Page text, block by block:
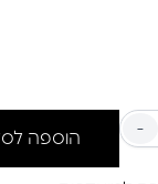
-
הוספה